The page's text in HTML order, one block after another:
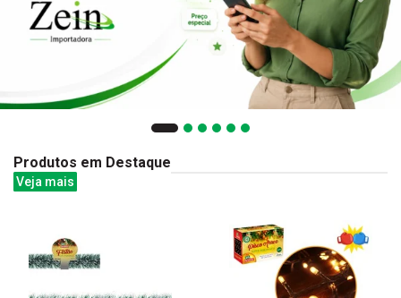
Produtos em Destaque
Veja mais